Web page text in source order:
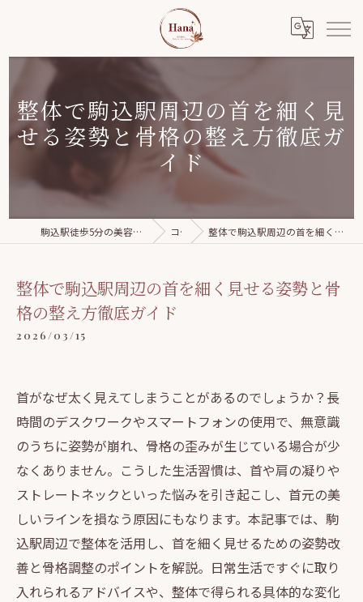
整体で駒込駅周辺の首を細く見
せる姿勢と骨格の整え方徹底ガ
イド
駒込駅徒歩5分の美容整体｜Relaxation salon Hana コラム 整体で駒込駅周辺の首を細く見せる姿勢と骨格の整え方徹底ガイド
整体で駒込駅周辺の首を細く見せる姿勢と骨
格の整え方徹底ガイド
2026/03/15
首がなぜ太く見えてしまうことがあるのでしょうか？長
時間のデスクワークやスマートフォンの使用で、無意識
のうちに姿勢が崩れ、骨格の歪みが生じている場合が少
なくありません。こうした生活習慣は、首や肩の凝りや
ストレートネックといった悩みを引き起こし、首元の美
しいラインを損なう原因にもなります。本記事では、駒
込駅周辺で整体を活用し、首を細く見せるための姿勢改
善と骨格調整のポイントを解説。日常生活ですぐに取り
入れられるアドバイスや、整体で得られる具体的な変化